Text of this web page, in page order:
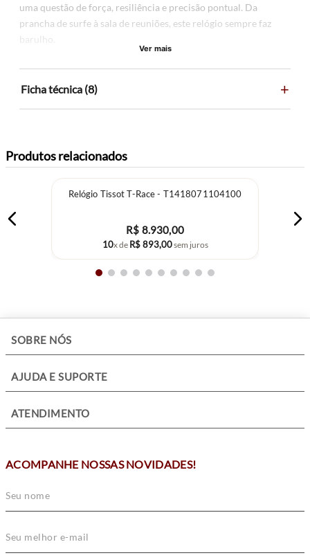
uma questão de força, resiliência e precisão pontual. Da
prancha de surfe à sala de reuniões, este relógio sempre faz
barulho.
Ver mais
Ficha técnica (8) +
Produtos relacionados
Relógio Tissot T-Race - T1418071104100
R$ 8.930,00
10x de R$ 893,00sem juros
SOBRE NÓS
AJUDA E SUPORTE
ATENDIMENTO
ACOMPANHE NOSSAS NOVIDADES!